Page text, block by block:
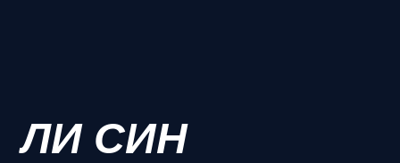
ЛИ СИН